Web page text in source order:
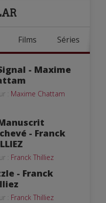
Films Séries
- Maxime
: Maxime Chattam
- Franck
: Franck Thilliez
- Franck
: Franck Thilliez